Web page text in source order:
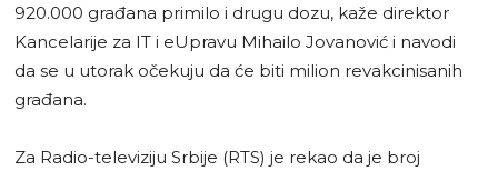
920.000 građana primilo i drugu dozu, kaže direktor
Kancelarije za IT i eUpravu Mihailo Jovanović i navodi
da se u utorak očekuju da će biti milion revakcinisanih
građana.
Za Radio-televiziju Srbije (RTS) je rekao da je broj